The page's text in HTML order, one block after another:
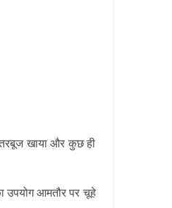
तरबूज खाया और कुछ ही
उपयोग आमतौर पर चूहे